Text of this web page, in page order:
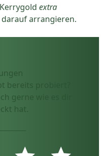
extra
arrangieren.
bereits probiert?
gerne wie es dir
hat.